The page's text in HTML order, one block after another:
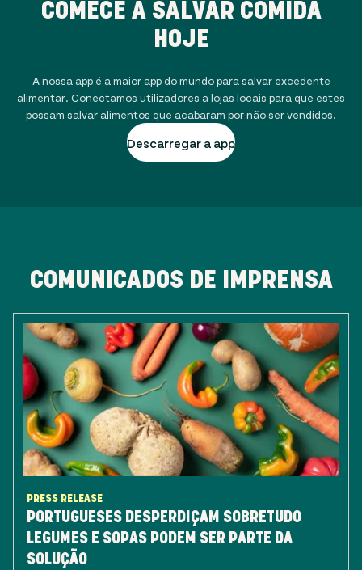
COMECE A SALVAR COMIDA
HOJE
A nossa app é a maior app do mundo para salvar excedente
alimentar. Conectamos utilizadores a lojas locais para que estes
possam salvar alimentos que acabaram por não ser vendidos.
Descarregar a app
COMUNICADOS DE IMPRENSA
PRESS RELEASE
PORTUGUESES DESPERDIÇAM SOBRETUDO
LEGUMES E SOPAS PODEM SER PARTE DA
SOLUÇÃO